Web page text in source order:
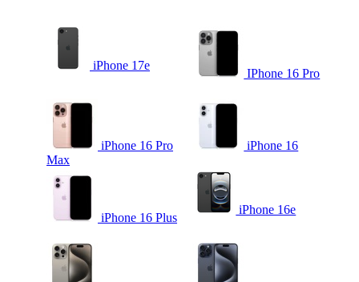
iPhone 17e
IPhone 16 Pro
iPhone 16 Pro
Max
iPhone 16
iPhone 16 Plus
iPhone 16e